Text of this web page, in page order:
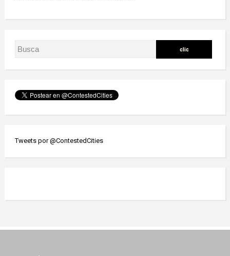
Tweets por @ContestedCities